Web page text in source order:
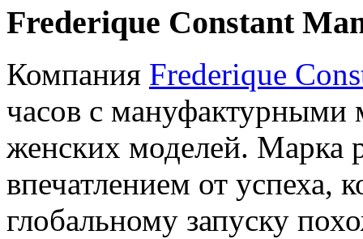
Frederique Constant
Компания Frederique
часов с мануфактурными
женских моделей. Марка
впечатлением от успеха,
глобальному запуску